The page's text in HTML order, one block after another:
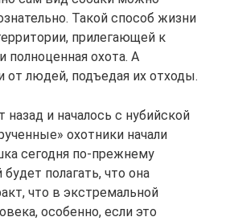
Такой способ жизни
прилегающей к
охота. А
от людей, подъедая их отходы.
и началось с нубийской
охотники начали
сегодня по-прежнему
полагать, что она
что в экстремальной
особенно, если это